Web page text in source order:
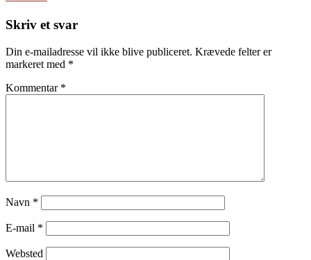
Skriv et svar
Din e-mailadresse vil ikke blive publiceret. Krævede felter er
markeret med *
Kommentar *
Navn *
E-mail *
Websted